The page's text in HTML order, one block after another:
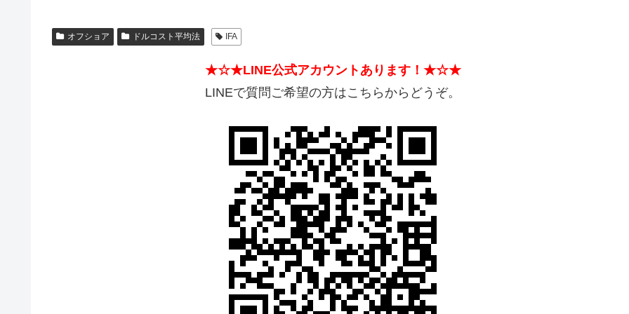
オフショア ドルコスト平均法 IFA
★☆★LINE公式アカウントあります！★☆★
LINEで質問ご希望の方はこちらからどうぞ。